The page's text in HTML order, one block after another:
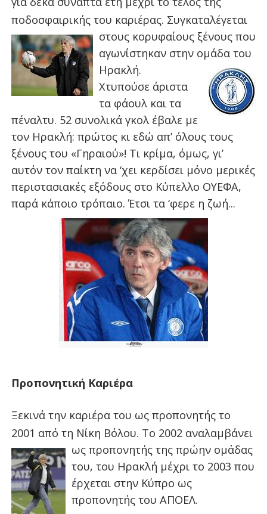
ποδοσφαιρικής του καριέρας. Συγκαταλέγεται
στους κορυφαίουςξένους που
αγωνίστηκαν στην ομάδα του
Ηρακλή.
Χτυπούσε άριστα
τα φάουλ και τα
πέναλτυ. 52 συνολικά γκολ έβαλε με
τον Ηρακλή: πρώτος κι εδώ απ’ όλους τους
ξένους του «Γηραιού»! Τι κρίμα, όμως, γι’
αυτόν τον παίκτη να ‘χει κερδίσει μόνο μερικές
περιστασιακές εξόδους στο Κύπελλο ΟΥΕΦΑ,
παρά κάποιο τρόπαιο. Έτσι τα ‘φερε η ζωή...
Προπονητική Καριέρα
Ξεκινά την καριέρα του ως προπονητής το
2001 από τη Νίκη Βόλου. Το 2002 αναλαμβάνει
ως προπονητής της πρώην ομάδας
του, του Ηρακλή μέχρι το 2003 που
έρχεται στην Κύπρο ως
προπονητής του ΑΠΟΕΛ.